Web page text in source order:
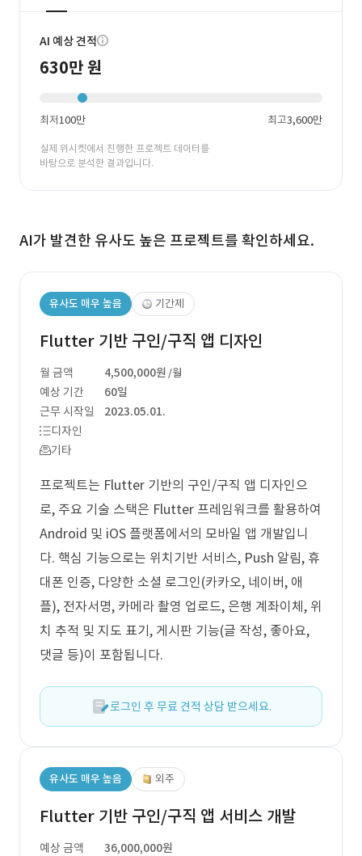
AI 예상 견적
630만 원
최저100만 최고3,600만
실제 위시켓에서 진행한 프로젝트 데이터를
바탕으로 분석한 결과입니다.
AI가 발견한 유사도 높은 프로젝트를 확인하세요.
유사도 매우 높음 기간제
Flutter 기반 구인/구직 앱 디자인
월 금액 4,500,000원 /월
예상 기간
60일
근무 시작일
2023.05.01.
디자인
기타
프로젝트는 Flutter 기반의 구인/구직 앱 디자인으
로, 주요 기술 스택은 Flutter 프레임워크를 활용하여
Android 및 iOS 플랫폼에서의 모바일 앱 개발입니
다. 핵심 기능으로는 위치기반 서비스, Push 알림, 휴
대폰 인증, 다양한 소셜 로그인(카카오, 네이버, 애
플), 전자서명, 카메라 촬영 업로드, 은행 계좌이체, 위
치 추적 및 지도 표기, 게시판 기능(글 작성, 좋아요,
댓글 등)이 포함됩니다.
로그인 후 무료 견적 상담 받으세요.
유사도 매우 높음 외주
Flutter 기반 구인/구직 앱 서비스 개발
예상 금액
36,000,000원